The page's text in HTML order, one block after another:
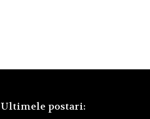
Ultimele postari: